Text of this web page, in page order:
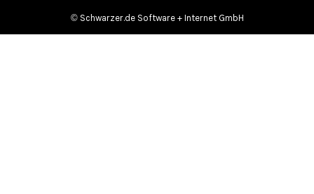
© Schwarzer.de Software + Internet GmbH